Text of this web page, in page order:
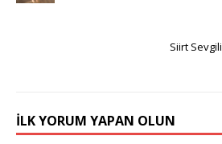
Siirt
İLK YORUM YAPAN OLUN